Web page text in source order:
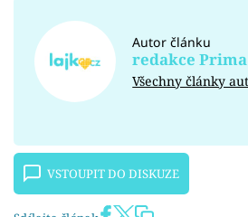
Autor článku
redakce
Všechny články
VSTOUPIT DO DISKUZE